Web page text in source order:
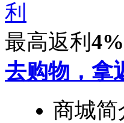
最高返利 4%
去购物，拿
商城简